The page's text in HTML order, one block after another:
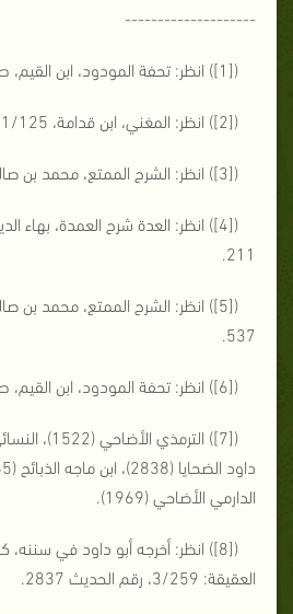
--------------------
([1]) انظر: تحفة المودود، ابن القيم، ص 21- 22.
([2]) انظر: المغني، ابن قدامة، 11/125.
([3]) انظر: الشرح الممتع، محمد بن صالح بن عثيمين، 7/539.
211.
537.
([6]) انظر: تحفة المودود، ابن القيم، ص 50.
الدارمي الأضاحي (1969).
([8]) انظر: أخرجه أبو داود في
العقيقة: 3/259، رقم الحديث 2837.